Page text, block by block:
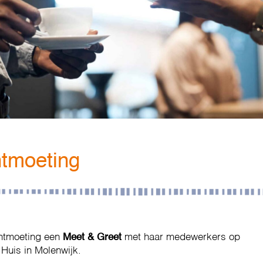
een Meet & Greet met haar medewerkers op
in Molenwijk.